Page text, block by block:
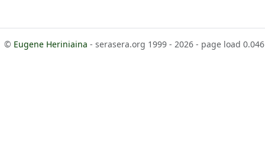
© Eugene Heriniaina - serasera.org 1999 - 2026 - page load 0.046